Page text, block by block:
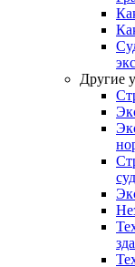
Другие